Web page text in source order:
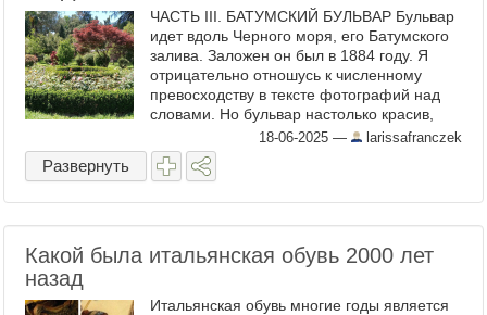
ЧАСТЬ III. БАТУМСКИЙ БУЛЬВАР Бульвар
идет вдоль Черного моря, его Батумского
залива. Заложен он был в 1884 году. Я
отрицательно отношусь к численному
превосходству в тексте фотографий над
словами. Но бульвар настолько красив,
содержится не в идеальном, но очень
достойном состоянии, ...
18-06-2025 — larissafranczek
Развернуть
Какой была итальянская обувь 2000 лет
назад
Итальянская обувь многие годы является